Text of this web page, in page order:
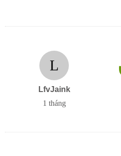
L
LfvJaink
1 tháng